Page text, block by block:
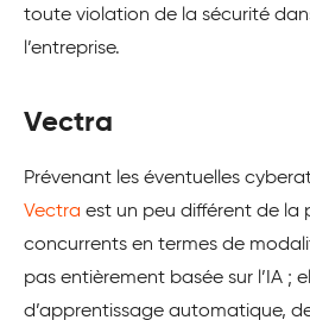
toute violation de la sécurité
l’entreprise.
Vectra
Prévenant les éventuelles
Vectra est un peu différent de la
concurrents en termes de
pas entièrement basée sur l’IA ;
d’apprentissage automatique,